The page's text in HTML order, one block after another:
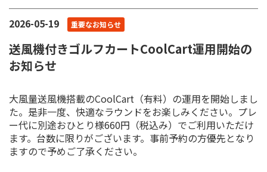
2026-05-19 重要なお知らせ
送風機付きゴルフカートCoolCart運用開始の
お知らせ
大風量送風機搭載のCoolCart（有料）の運用を開始しまし
た。是非一度、快適なラウンドをお楽しみください。プレ
ー代に別途おひとり様660円（税込み）でご利用いただけ
ます。台数に限りがございます。事前予約の方優先となり
ますので予めご了承ください。